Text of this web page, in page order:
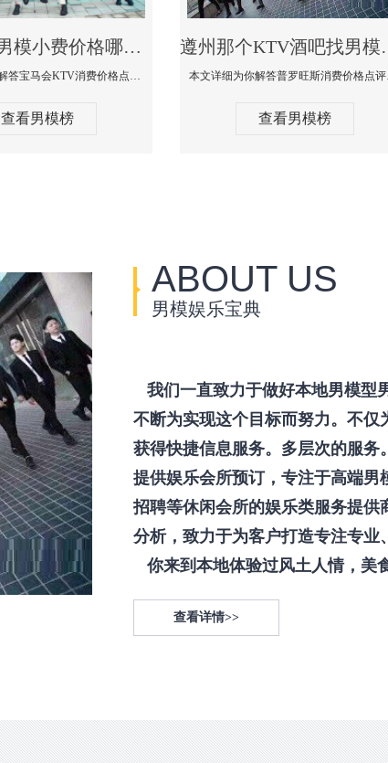
遵州KTV男模小费价格哪家便宜-宝马会KTV消费口碑点评
本文详细为你解答宝马会KTV消费价格点评，更多关于KTV男模小费价格哪家便宜免费咨询150 99997335微信同步！
查看男模榜
遵州那个KTV
本文详细为
查看男模榜
ABOUT US
男模娱乐宝典
我们一直致力于做好本地男模型
不断为实现这个目标而努力。不
获得快捷信息服务。多层次的服务。
提供娱乐会所预订，专注于高端
招聘等休闲会所的娱乐类服务提
分析，致力于为客户打造专注专业
你来到本地体验过风土人情，美
查看详情>>